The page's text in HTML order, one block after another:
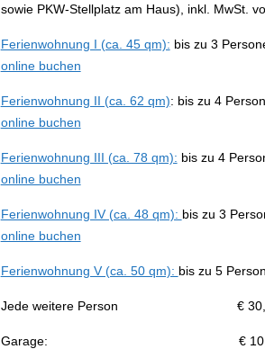
sowie PKW-Stellplatz am Haus), inkl. MwSt.
Ferienwohnung I (ca. 45 qm): bis zu 3
online buchen
Ferienwohnung II (ca. 62 qm): bis zu 4
online buchen
Ferienwohnung III (ca. 78 qm): bis zu 4
online buchen
Ferienwohnung IV (ca. 48 qm): bis zu 3
online buchen
Ferienwohnung V (ca. 50 qm): bis zu 5
Jede weitere Person € 30,00 /
Garage: € 10,00 / pro